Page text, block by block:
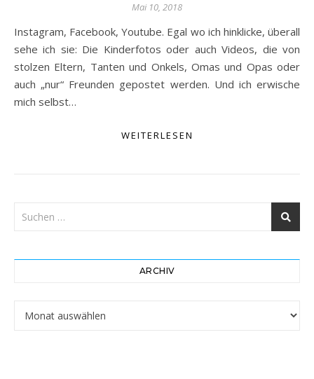
Mai 10, 2018
Instagram, Facebook, Youtube. Egal wo ich hinklicke, überall
sehe ich sie: Die Kinderfotos oder auch Videos, die von
stolzen Eltern, Tanten und Onkels, Omas und Opas oder
auch „nur“ Freunden gepostet werden. Und ich erwische
mich selbst…
WEITERLESEN
ARCHIV